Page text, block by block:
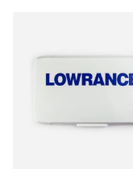
sivukuvan anturin
klassisen suoran
on eri nimet tälle
Sideview,
kaikki nämä painot,
suodatat Sivunäkymä.